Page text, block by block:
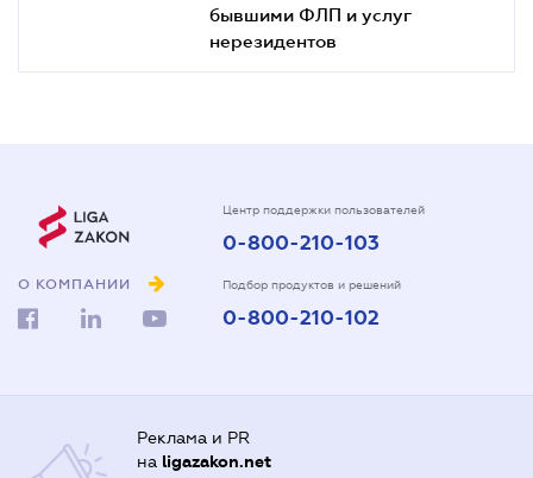
бывшими ФЛП и услуг
нерезидентов
О КОМПАНИИ
Центр поддержки пользователей
0-800-210-103
Подбор продуктов и решений
0-800-210-102
Реклама и PR
на ligazakon.net